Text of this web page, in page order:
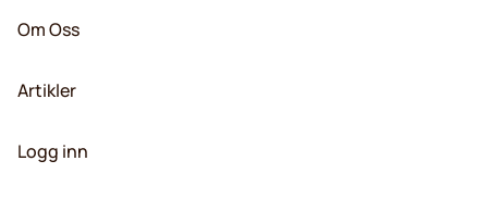
Om Oss
Artikler
Logg inn